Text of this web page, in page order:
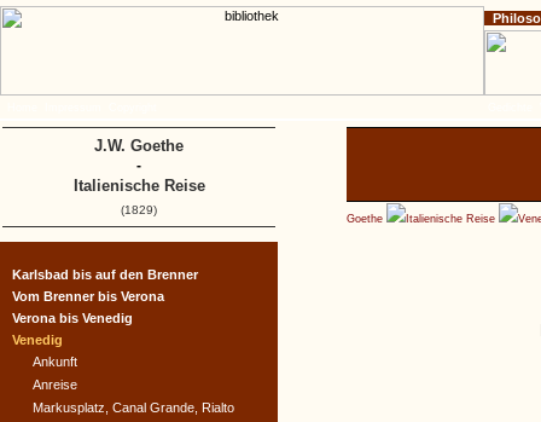
Goethe Italienische Reise
Karlsbad bis auf den Brenner
Vom Brenner bis Verona
Verona bis Venedig
Venedig
Ankunft
Anreise
Markusplatz, Canal Grande, Rialto
J.W. Goethe
-
Italienische Reise
(1829)